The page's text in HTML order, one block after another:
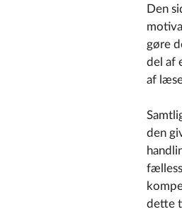
Den
gøre
del af
af
den
dette